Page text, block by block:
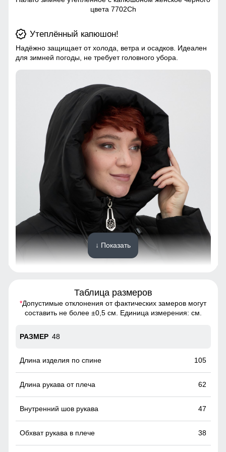
цвета 7702Ch
Утеплённый капюшон!
Надёжно защищает от холода, ветра и осадков. Идеален
для зимней погоды, не требует головного убора.
Надёжно защищает от холода, ветра и осадков. Идеален
для зимней погоды, не требует головного убора.
Это практичное и удобное решение для повседневного
использования. Они легко вмещают телефон, перчатки и
сумки. Карманы расположены удобно и защищены от
ветра, что делает их идеальными для холодной погоды.
↓ Показать
Таблица размеров
*Допустимые отклонения от фактических замеров могут
составить не более ±0,5 см. Единица измерения: см.
48
105
62
47
38